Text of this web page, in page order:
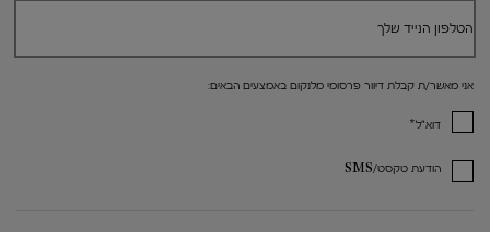
הטלפון הנייד שלך
אני מאשר/ת קבלת דיוור פרסומי מלנקום באמצעים הבאים:
דוא"ל*
הודעת טקסט/SMS